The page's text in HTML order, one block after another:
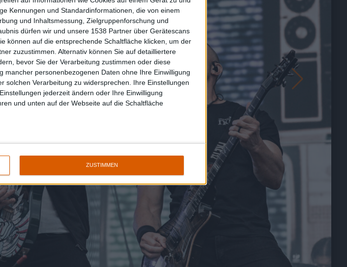
Kennungen und Standardinformationen, die von einem
und Inhaltsmessung, Zielgruppenforschung und
dürfen wir und unsere 1538 Partner über Gerätescans
können auf die entsprechende Schaltfläche klicken, um der
zuzustimmen. Alternativ können Sie auf detailliertere
bevor Sie der Verarbeitung zustimmen oder diese
mancher personenbezogenen Daten ohne Ihre Einwilligung
solchen Verarbeitung zu widersprechen. Ihre Einstellungen
jederzeit ändern oder Ihre Einwilligung
und unten auf der Webseite auf die Schaltfläche
ZUSTIMMEN